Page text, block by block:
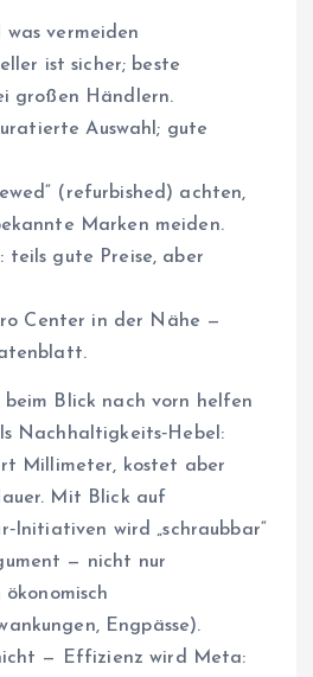
vermeiden
ist sicher; beste
großen Händlern.
Auswahl; gute
(refurbished) achten,
Marken meiden.
teils gute Preise, aber
Center in der Nähe —
Blick nach vorn helfen
Nachhaltigkeits‑Hebel:
Millimeter, kostet aber
Mit Blick auf
wird „schraubbar“
— nicht nur
Engpässe).
— Effizienz wird Meta: